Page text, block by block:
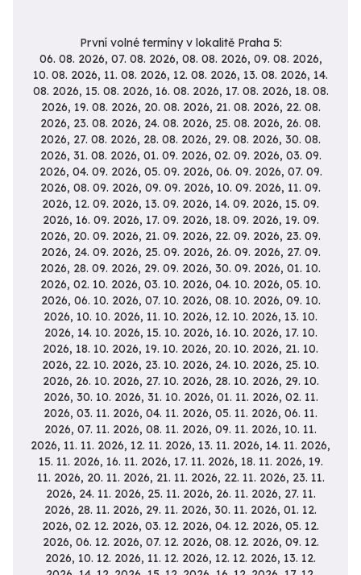
První volné termíny v lokalitě Praha 5:
06. 08. 2026, 07. 08. 2026, 08. 08. 2026, 09. 08. 2026, 10. 08. 2026, 11. 08. 2026, 12. 08. 2026, 13. 08. 2026, 14. 08. 2026, 15. 08. 2026, 16. 08. 2026, 17. 08. 2026, 18. 08. 2026, 19. 08. 2026, 20. 08. 2026, 21. 08. 2026, 22. 08. 2026, 23. 08. 2026, 24. 08. 2026, 25. 08. 2026, 26. 08. 2026, 27. 08. 2026, 28. 08. 2026, 29. 08. 2026, 30. 08. 2026, 31. 08. 2026, 01. 09. 2026, 02. 09. 2026, 03. 09. 2026, 04. 09. 2026, 05. 09. 2026, 06. 09. 2026, 07. 09. 2026, 08. 09. 2026, 09. 09. 2026, 10. 09. 2026, 11. 09. 2026, 12. 09. 2026, 13. 09. 2026, 14. 09. 2026, 15. 09. 2026, 16. 09. 2026, 17. 09. 2026, 18. 09. 2026, 19. 09. 2026, 20. 09. 2026, 21. 09. 2026, 22. 09. 2026, 23. 09. 2026, 24. 09. 2026, 25. 09. 2026, 26. 09. 2026, 27. 09. 2026, 28. 09. 2026, 29. 09. 2026, 30. 09. 2026, 01. 10. 2026, 02. 10. 2026, 03. 10. 2026, 04. 10. 2026, 05. 10. 2026, 06. 10. 2026, 07. 10. 2026, 08. 10. 2026, 09. 10. 2026, 10. 10. 2026, 11. 10. 2026, 12. 10. 2026, 13. 10. 2026, 14. 10. 2026, 15. 10. 2026, 16. 10. 2026, 17. 10. 2026, 18. 10. 2026, 19. 10. 2026, 20. 10. 2026, 21. 10. 2026, 22. 10. 2026, 23. 10. 2026, 24. 10. 2026, 25. 10. 2026, 26. 10. 2026, 27. 10. 2026, 28. 10. 2026, 29. 10. 2026, 30. 10. 2026, 31. 10. 2026, 01. 11. 2026, 02. 11. 2026, 03. 11. 2026, 04. 11. 2026, 05. 11. 2026, 06. 11. 2026, 07. 11. 2026, 08. 11. 2026, 09. 11. 2026, 10. 11. 2026, 11. 11. 2026, 12. 11. 2026, 13. 11. 2026, 14. 11. 2026, 15. 11. 2026, 16. 11. 2026, 17. 11. 2026, 18. 11. 2026, 19. 11. 2026, 20. 11. 2026, 21. 11. 2026, 22. 11. 2026, 23. 11. 2026,